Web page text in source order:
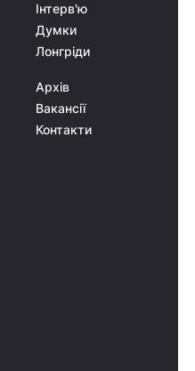
Інтерв'ю
Думки
Лонгріди
Архів
Вакансії
Контакти